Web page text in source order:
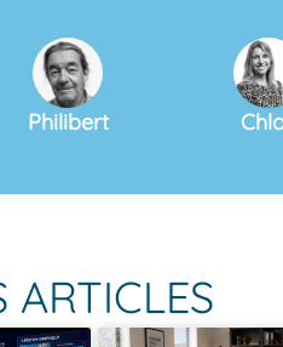
Philibert
ARTICLES